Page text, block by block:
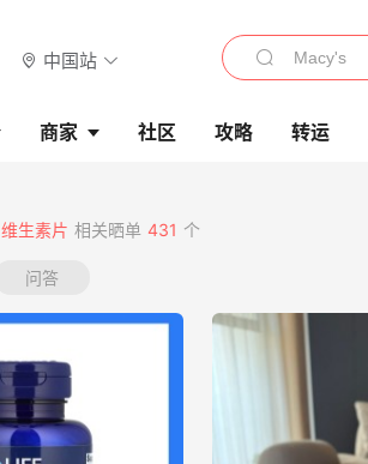
中国站
商家 社区 攻略 转运
维生素片 相关晒单 431 个
问答